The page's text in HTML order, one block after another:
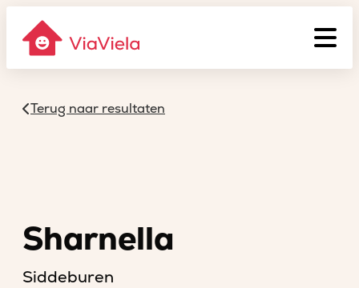
Terug naar resultaten
Sharnella
Siddeburen